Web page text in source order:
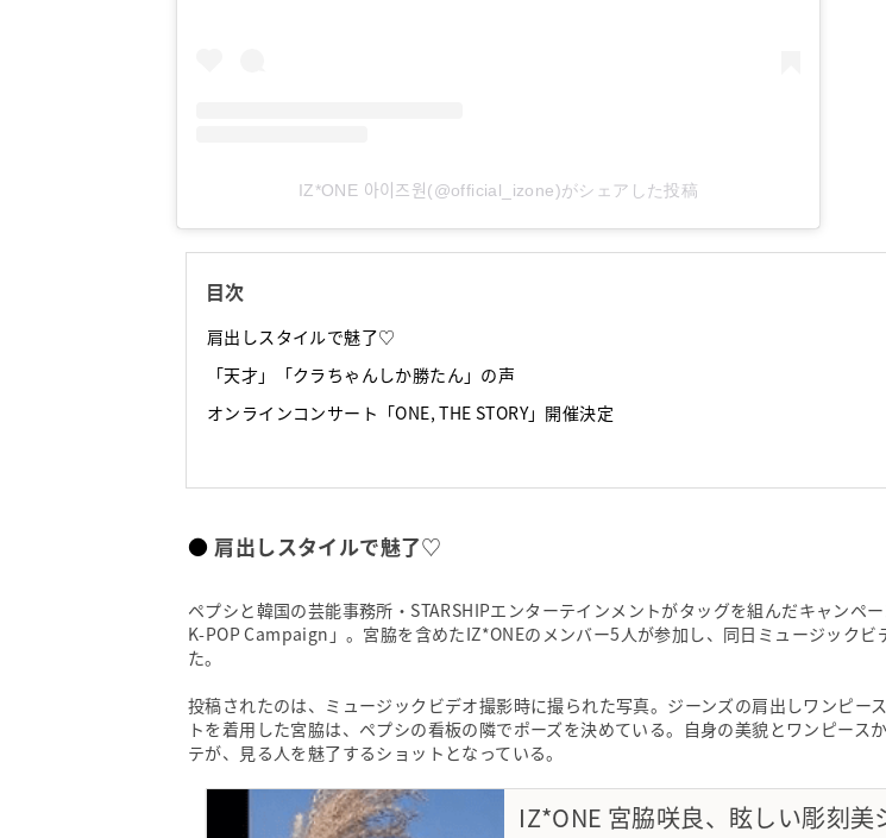
IZ*ONE 아이즈원(@official_izone)がシェアした投稿
目次
肩出しスタイルで魅了♡
「天才」「クラちゃんしか勝たん」の声
オンラインコンサート「ONE, THE STORY」開催決定
肩出しスタイルで魅了♡
ペプシと韓国の芸能事務所・STARSHIPエンターテインメントがタッグを組んだキャンペ
K-POP Campaign」。宮脇を含めたIZ*ONEのメンバー5人が参加し、同日ミュージックビ
た。
投稿されたのは、ミュージックビデオ撮影時に撮られた写真。ジーンズの肩出しワンピー
トを着用した宮脇は、ペプシの看板の隣でポーズを決めている。自身の美貌とワンピース
テが、見る人を魅了するショットとなっている。
IZ*ONE 宮脇咲良、眩しい彫刻美